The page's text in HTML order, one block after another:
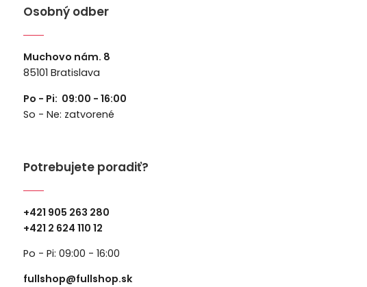
Osobný odber
Muchovo nám. 8
85101 Bratislava
Po - Pi: 09:00 - 16:00
So - Ne: zatvorené
Potrebujete poradiť?
+421 905 263 280
+421 2 624 110 12
Po - Pi: 09:00 - 16:00
fullshop@fullshop.sk